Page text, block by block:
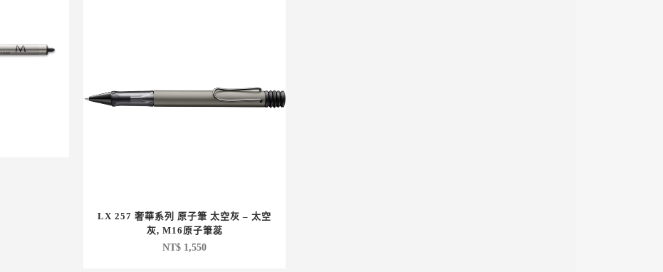
LX 257 奢華系列 原子筆 太空灰 – 太空
灰, M16原子筆蕊
NT$ 1,550